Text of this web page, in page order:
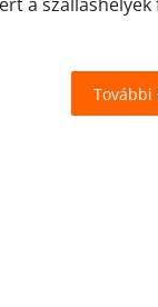
További